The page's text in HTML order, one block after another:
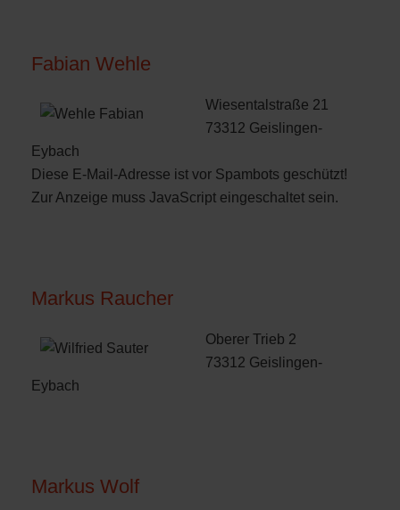
Fabian Wehle
Wiesentalstraße 21
73312 Geislingen-
Eybach
Diese E-Mail-Adresse ist vor Spambots geschützt!
Zur Anzeige muss JavaScript eingeschaltet sein.
Markus Raucher
Oberer Trieb 2
73312 Geislingen-
Eybach
Markus Wolf